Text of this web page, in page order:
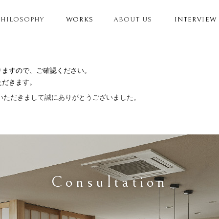
WORKS ABOUT US INTERVIEW
すので、ご確認ください。
きます。
だきまして誠にありがとうございました。
Consultation